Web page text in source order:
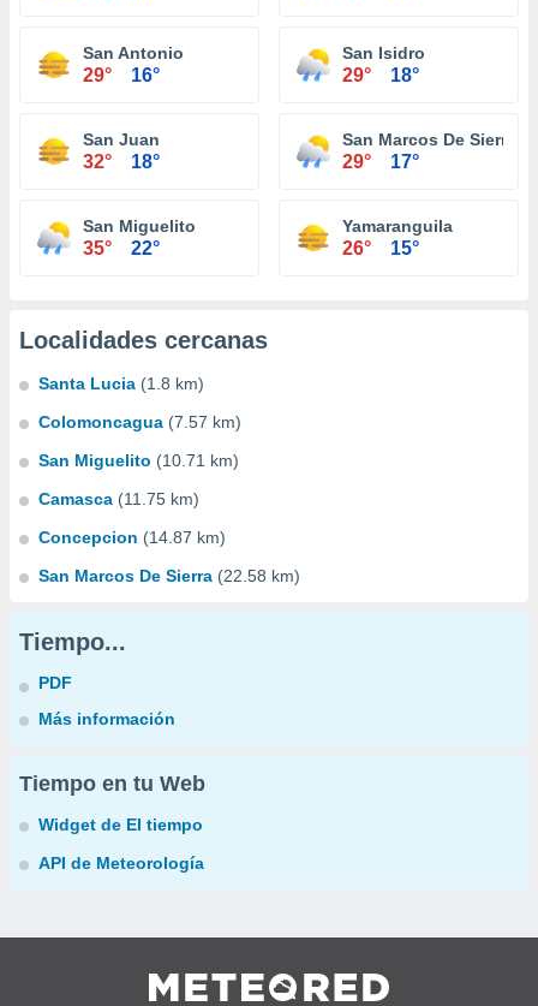
San Antonio
29° 16°
San Isidro
29° 18°
San Juan
32° 18°
San Marcos De Sierra
29° 17°
San Miguelito
35° 22°
Yamaranguila
26° 15°
Localidades cercanas
Santa Lucia (1.8 km)
Colomoncagua (7.57 km)
San Miguelito (10.71 km)
Camasca (11.75 km)
Concepcion (14.87 km)
San Marcos De Sierra (22.58 km)
Tiempo...
PDF
Más información
Tiempo en tu Web
Widget de El tiempo
API de Meteorología